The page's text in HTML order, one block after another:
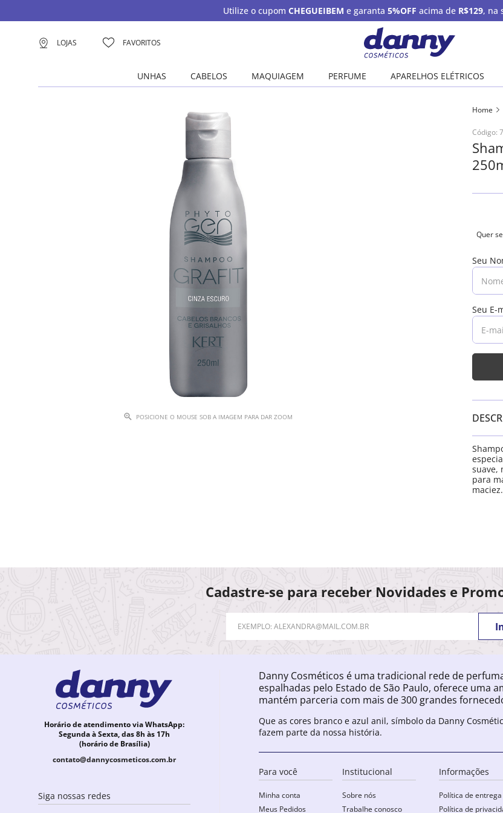
Utilize o cupom CHEGUEIBEM e garanta 5%OFF acima de R$129, na
LOJAS FAVORITOS
UNHAS CABELOS MAQUIAGEM PERFUME APARELHOS ELÉTRICOS
POSICIONE O MOUSE SOB A IMAGEM PARA DAR ZOOM
Home
Código:
suave,
para
maciez.
Cadastre-se para receber Novidades e
Horário de atendimento via WhatsApp:
Segunda à Sexta, das 8h às 17h
(horário de Brasília)
contato@dannycosmeticos.com.br
Siga nossas redes
Danny Cosméticos é uma tradicional rede de
espalhadas pelo Estado de São Paulo, oferece
mantém parceria com mais de 300 grandes
Que as cores branco e azul anil, símbolo da Danny
fazem parte da nossa história.
Para você
Minha conta
Meus Pedidos
Institucional
Sobre nós
Trabalhe conosco
Informações
Política de entrega
Política de